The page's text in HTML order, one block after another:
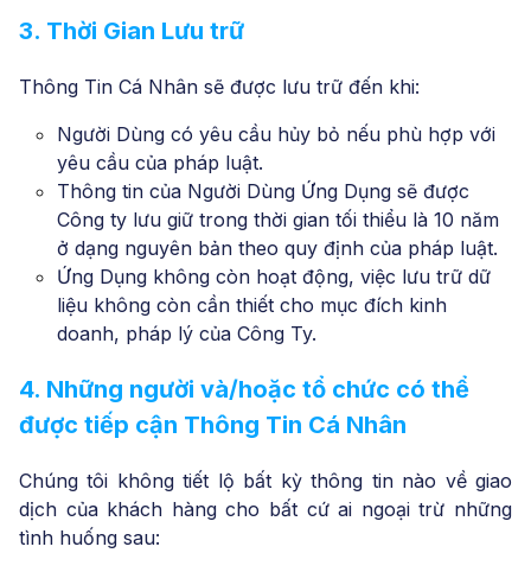
3. Thời Gian Lưu trữ
Thông Tin Cá Nhân sẽ được lưu trữ đến khi:
Người Dùng có yêu cầu hủy bỏ nếu phù hợp với
yêu cầu của pháp luật.
Thông tin của Người Dùng Ứng Dụng sẽ được
Công ty lưu giữ trong thời gian tối thiểu là 10 năm
ở dạng nguyên bản theo quy định của pháp luật.
Ứng Dụng không còn hoạt động, việc lưu trữ dữ
liệu không còn cần thiết cho mục đích kinh
doanh, pháp lý của Công Ty.
4. Những người và/hoặc tổ chức có thể
được tiếp cận Thông Tin Cá Nhân
Chúng tôi không tiết lộ bất kỳ thông tin nào về giao
dịch của khách hàng cho bất cứ ai ngoại trừ những
tình huống sau: